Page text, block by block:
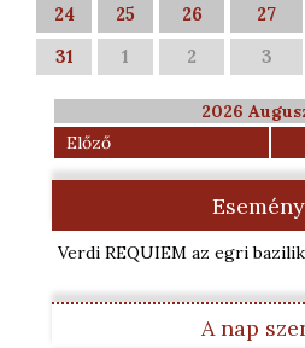
24
25 26 27
31
1 2 3
2026
Előző
Verdi REQUIEM az egri
A nap